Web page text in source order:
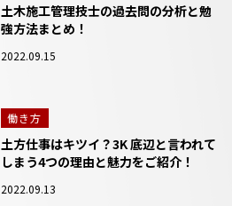
土木施工管理技士の過去問の分析と勉
強方法まとめ！
2022.09.15
働き方
土方仕事はキツイ？3K 底辺と言われて
しまう4つの理由と魅力をご紹介！
2022.09.13